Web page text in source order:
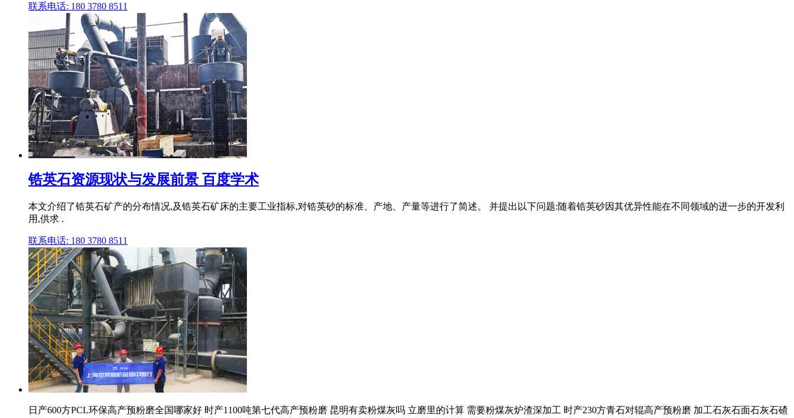
联系电话: 180 3780 8511
锆英石资源现状与发展前景 百度学术
本文介绍了锆英石矿产的分布情况,及锆英石矿床的主要工业指标,对锆英砂的标准、产地、产量等进行了简述。 并提出以下问题:随着锆英砂因其优异性能在不同领域的进一步的开发利
用,供求 .
联系电话: 180 3780 8511
日产600方PCL环保高产预粉磨全国哪家好 时产1100吨第七代高产预粉磨 昆明有卖粉煤灰吗 立磨里的计算 需要粉煤灰炉渣深加工 时产230方青石对辊高产预粉磨 加工石灰石面石灰石碴